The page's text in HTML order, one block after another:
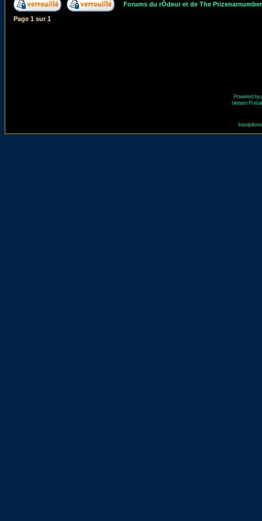
Forums du rÔdeur et de The
Page 1 sur1
Powered by
Version Fr